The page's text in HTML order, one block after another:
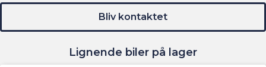
Lignende biler på lager
Bliv kontaktet